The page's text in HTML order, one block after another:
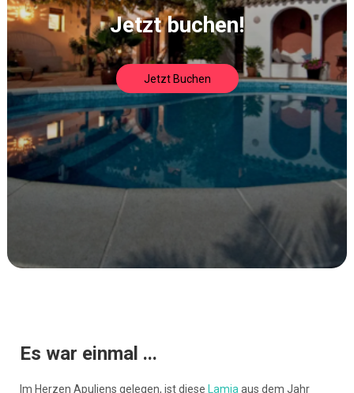
Jetzt buchen!
Jetzt Buchen
Es war einmal ...
Im Herzen Apuliens gelegen, ist diese Lamia aus dem Jahr